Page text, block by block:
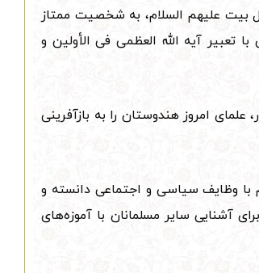
علیهم السلام، به شخصیت ممتاز
که مرحوم صاحب جواهر از ایشان با تعبیر آیه الله العظمی فی الأولین و
امروز هندوستان را به بازآفرینی
وظایف سیاسی و اجتماعی دانسته و
آشنایی سایر مسلمانان با آموزه‌های